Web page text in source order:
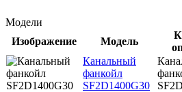
Модели
Изображение
Модель
Канальный
фанкойл
SF2D1400G30